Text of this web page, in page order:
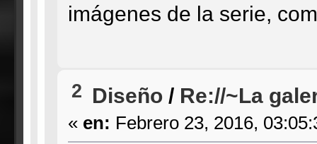
imágenes de la serie,
2 Diseño/ Re://~La
« en: Febrero 23, 2016,